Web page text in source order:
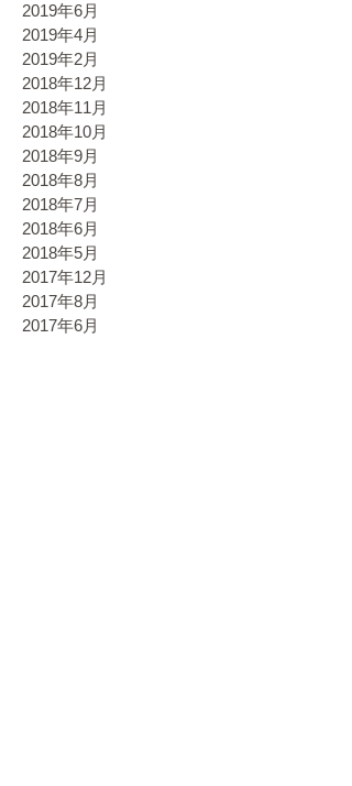
2019年6月
2019年4月
2019年2月
2018年12月
2018年11月
2018年10月
2018年9月
2018年8月
2018年7月
2018年6月
2018年5月
2017年12月
2017年8月
2017年6月